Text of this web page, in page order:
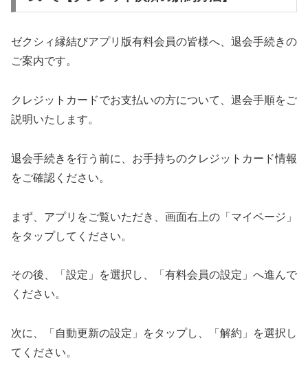
ゼクシィ縁結びアプリ版有料会員の皆様へ、退会手続きの
ご案内です。
クレジットカードでお支払いの方について、退会手順をご
説明いたします。
退会手続きを行う前に、お手持ちのクレジットカード情報
をご確認ください。
まず、アプリをご覧いただき、画面右上の「マイページ」
をタップしてください。
その後、「設定」を選択し、「有料会員の設定」へ進んで
ください。
次に、「自動更新の設定」をタップし、「解約」を選択し
てください。